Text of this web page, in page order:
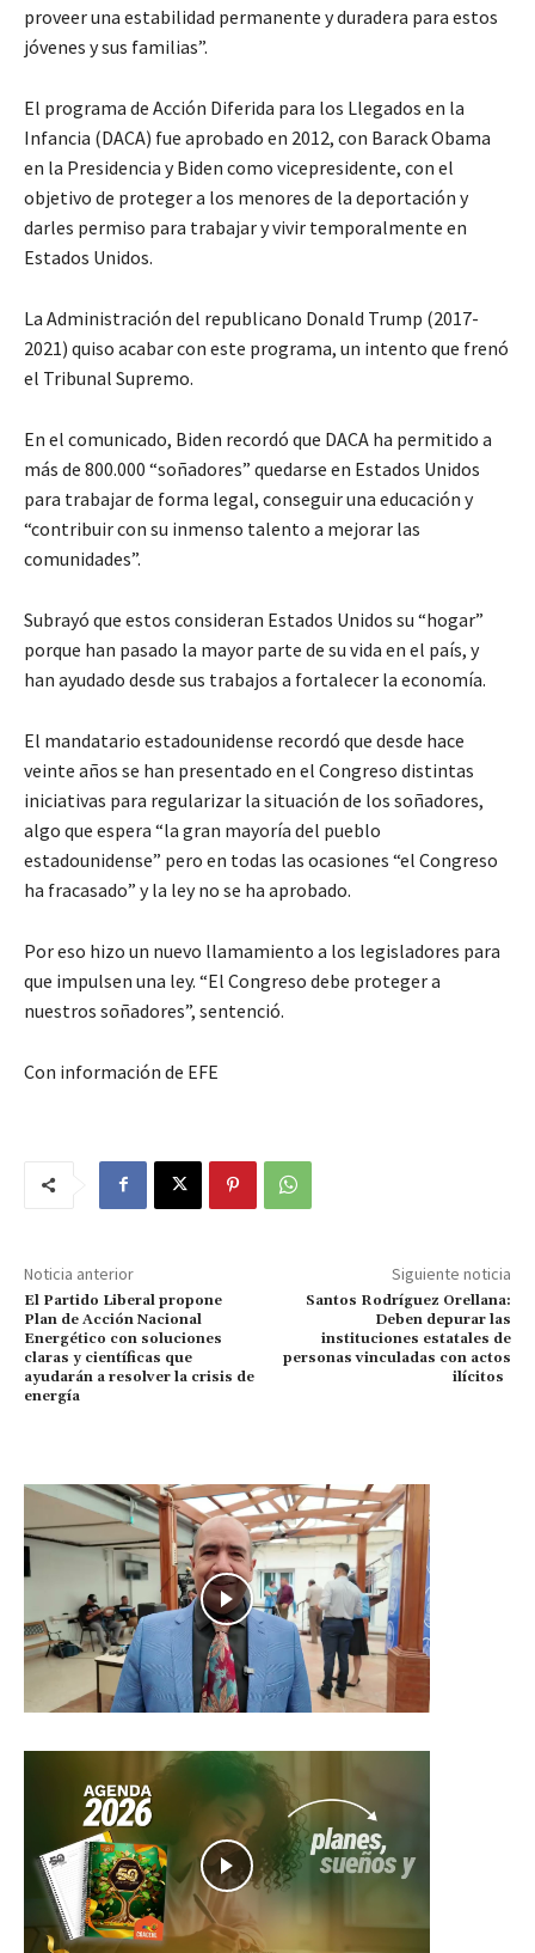
proveer una estabilidad permanente y duradera para estos
jóvenes y sus familias”.
El programa de Acción Diferida para los Llegados en la
Infancia (DACA) fue aprobado en 2012, con Barack Obama
en la Presidencia y Biden como vicepresidente, con el
objetivo de proteger a los menores de la deportación y
darles permiso para trabajar y vivir temporalmente en
Estados Unidos.
La Administración del republicano Donald Trump (2017-
2021) quiso acabar con este programa, un intento que frenó
el Tribunal Supremo.
En el comunicado, Biden recordó que DACA ha permitido a
más de 800.000 “soñadores” quedarse en Estados Unidos
para trabajar de forma legal, conseguir una educación y
“contribuir con su inmenso talento a mejorar las
comunidades”.
Subrayó que estos consideran Estados Unidos su “hogar”
porque han pasado la mayor parte de su vida en el país, y
han ayudado desde sus trabajos a fortalecer la economía.
El mandatario estadounidense recordó que desde hace
veinte años se han presentado en el Congreso distintas
iniciativas para regularizar la situación de los soñadores,
algo que espera “la gran mayoría del pueblo
estadounidense” pero en todas las ocasiones “el Congreso
ha fracasado” y la ley no se ha aprobado.
Por eso hizo un nuevo llamamiento a los legisladores para
que impulsen una ley. “El Congreso debe proteger a
nuestros soñadores”, sentenció.
Con información de EFE
Noticia anterior
El Partido Liberal propone
Plan de Acción Nacional
Energético con soluciones
claras y científicas que
ayudarán a resolver la crisis de
energía
Siguiente noticia
Santos Rodríguez Orellana:
Deben depurar las
instituciones estatales de
personas vinculadas con actos
ilícitos